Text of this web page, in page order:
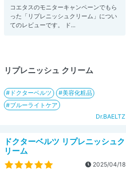
コエタスのモニターキャンペーンでもら
った「リプレニッシュクリーム」につい
てのレビューです。 ド...
リプレニッシュ クリーム
ドクターベルツ
美容化粧品
ブルーライトケア
Dr.BAELTZ
ドクターベルツ リプレニッシュク
リーム
2025/04/18